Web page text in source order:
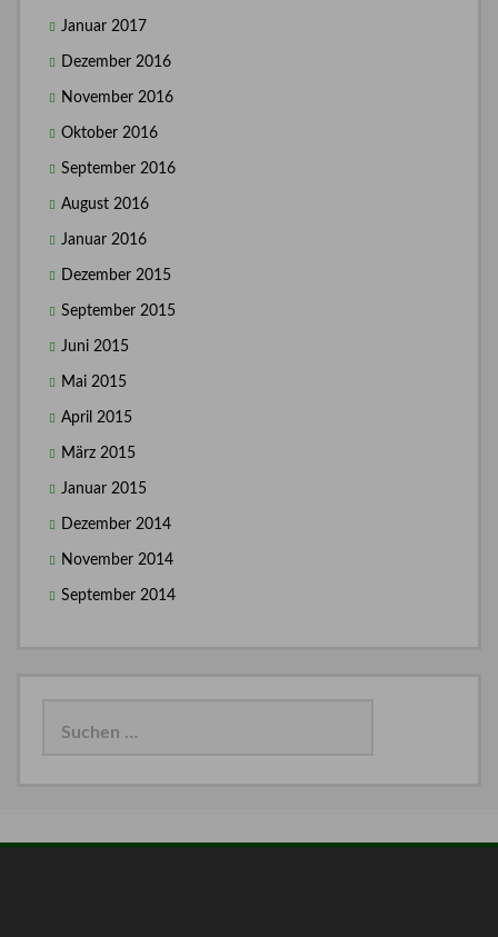
Januar 2017
Dezember 2016
November 2016
Oktober 2016
September 2016
August 2016
Januar 2016
Dezember 2015
September 2015
Juni 2015
Mai 2015
April 2015
März 2015
Januar 2015
Dezember 2014
November 2014
September 2014